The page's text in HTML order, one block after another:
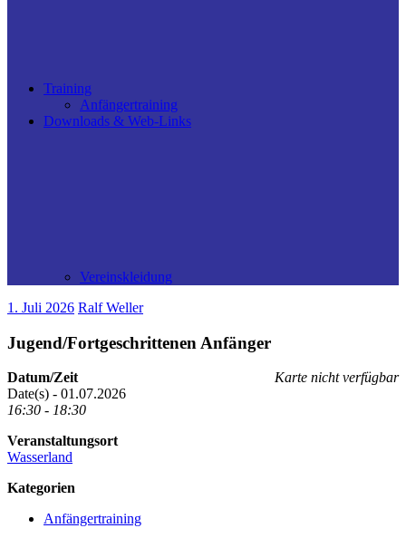
Training
Anfängertraining
Downloads & Web-Links
Vereinskleidung
1. Juli 2026 Ralf Weller
Jugend/Fortgeschrittenen Anfänger
Karte nicht verfügbar
Datum/Zeit
Date(s) - 01.07.2026
16:30 - 18:30
Veranstaltungsort
Wasserland
Kategorien
Anfängertraining